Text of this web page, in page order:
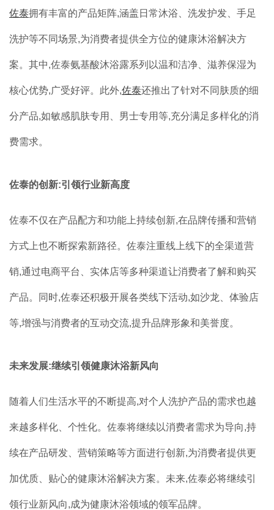
佐泰拥有丰富的产品矩阵,涵盖日常沐浴、洗发护发、手足
洗护等不同场景,为消费者提供全方位的健康沐浴解决方
案。其中,佐泰氨基酸沐浴露系列以温和洁净、滋养保湿为
核心优势,广受好评。此外,佐泰还推出了针对不同肤质的细
分产品,如敏感肌肤专用、男士专用等,充分满足多样化的消
费需求。
佐泰的创新:引领行业新高度
佐泰不仅在产品配方和功能上持续创新,在品牌传播和营销
方式上也不断探索新路径。佐泰注重线上线下的全渠道营
销,通过电商平台、实体店等多种渠道让消费者了解和购买
产品。同时,佐泰还积极开展各类线下活动,如沙龙、体验店
等,增强与消费者的互动交流,提升品牌形象和美誉度。
未来发展:继续引领健康沐浴新风向
随着人们生活水平的不断提高,对个人洗护产品的需求也越
来越多样化、个性化。佐泰将继续以消费者需求为导向,持
续在产品研发、营销策略等方面进行创新,为消费者提供更
加优质、贴心的健康沐浴解决方案。未来,佐泰必将继续引
领行业新风向,成为健康沐浴领域的领军品牌。